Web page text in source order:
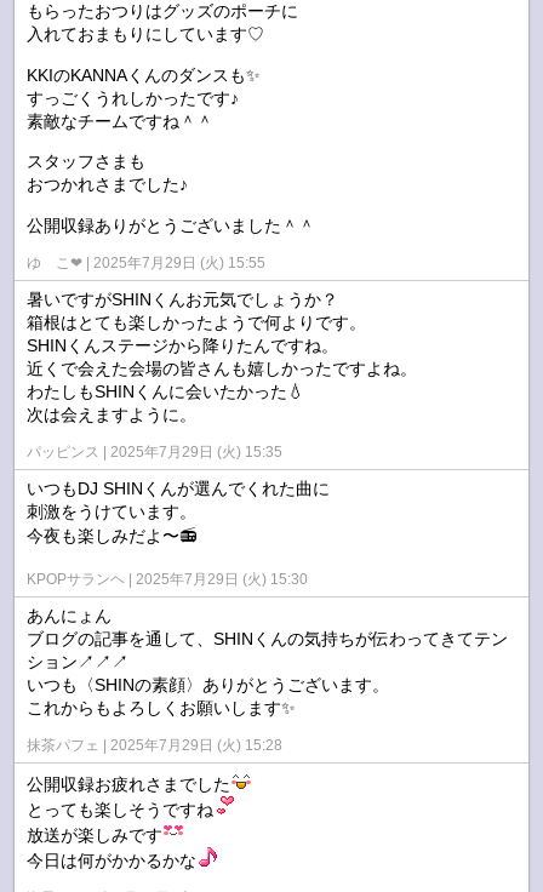
もらったおつりはグッズのポーチに
入れておまもりにしています♡
KKIのKANNAくんのダンスも✨
すっごくうれしかったです♪
素敵なチームですね＾＾
スタッフさまも
おつかれさまでした♪
公開収録ありがとうございました＾＾
ゆ こ❤︎ 2025年7月29日 (火) 15:55
暑いですがSHINくんお元気でしょうか？
箱根はとても楽しかったようで何よりです。
SHINくんステージから降りたんですね。
近くで会えた会場の皆さんも嬉しかったですよね。
わたしもSHINくんに会いたかった💧
次は会えますように。
パッピンス 2025年7月29日 (火) 15:35
いつもDJ SHINくんが選んでくれた曲に
刺激をうけています。
今夜も楽しみだよ〜📻️
KPOPサランヘ 2025年7月29日 (火) 15:30
あんにょん
ブログの記事を通して、SHINくんの気持ちが伝わってきてテン
ション↗↗↗
いつも〈SHINの素顔〉ありがとうございます。
これからもよろしくお願いします✨
抹茶パフェ 2025年7月29日 (火) 15:28
公開収録お疲れさまでした
とっても楽しそうですね
放送が楽しみです
今日は何がかかるかな